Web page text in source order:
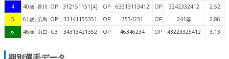
4
40歳 香川 OP 312151151[4] OP 63313113412 OP 3242332412
2.52
5
61歳 広島 OP 33141155351 OP 3534231 OP 241落
2.86
6
46歳 山口 G3 34313421352 OP 46346234 OP 43223325412 3.13